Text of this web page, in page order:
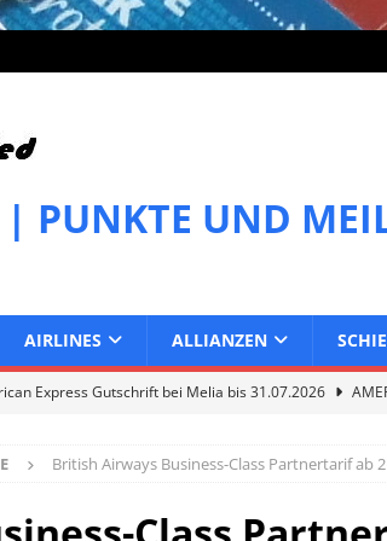
PUNKTE UND
AIRLINES ALLIANZEN
Express Gutschrift bei Melia bis 31.07.2026
Express Gutschrift bei IHG bis 27.07.2026
British Airways Business-Class Partnertarif ab